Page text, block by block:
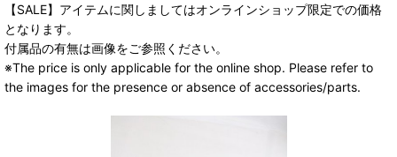
【SALE】アイテムに関しましてはオンラインショップ限定での価格
となります。
付属品の有無は画像をご参照ください。
※The price is only applicable for the online shop. Please refer to
the images for the presence or absence of accessories/parts.